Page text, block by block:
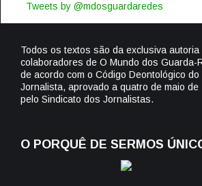
Tweets by @mdosguardaredes
Todos os textos são da exclusiva autoria
colaboradores de O Mundo dos Guarda-
de acordo com o Código Deontológico do
Jornalista, aprovado a quatro de maio de
pelo Sindicato dos Jornalistas.
O PORQUÊ DE SERMOS